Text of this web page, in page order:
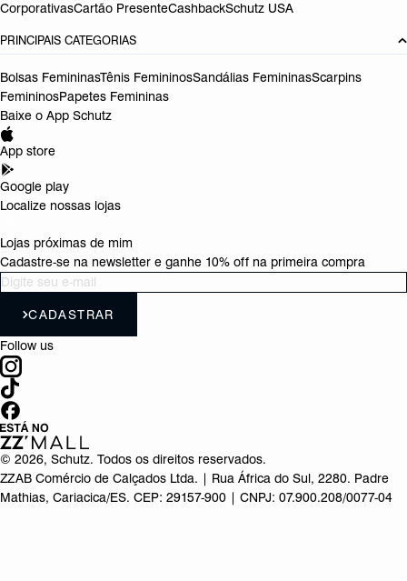
CorporativasCartão PresenteCashbackSchutz USA
PRINCIPAIS CATEGORIAS
Bolsas FemininasTênis FemininosSandálias FemininasScarpins
FemininosPapetes Femininas
Baixe o App Schutz
App store
Google play
Localize nossas lojas
Lojas próximas de mim
Cadastre-se na newsletter e ganhe 10% off na primeira compra
CADASTRAR
Follow us
© 2026, Schutz. Todos os direitos reservados.
ZZAB Comércio de Calçados Ltda. | Rua África do Sul, 2280. Padre
Mathias, Cariacica/ES. CEP: 29157-900 | CNPJ: 07.900.208/0077-04